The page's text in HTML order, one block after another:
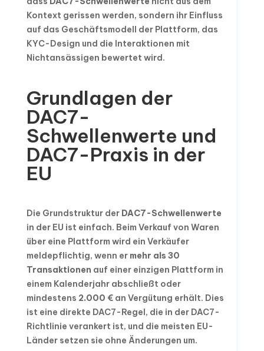
Kontext gerissen werden, sondern ihr Einfluss
auf das Geschäftsmodell der Plattform, das
KYC-Design und die Interaktionen mit
Nichtansässigen bewertet wird.
Grundlagen der
DAC7-
Schwellenwerte und
DAC7-Praxis in der
EU
Die Grundstruktur der DAC7-Schwellenwerte
in der EU ist einfach. Beim Verkauf von Waren
über eine Plattform wird ein Verkäufer
meldepflichtig, wenn er mehr als 30
Transaktionen auf einer einzigen Plattform in
einem Kalenderjahr abschließt oder
mindestens 2.000 €an Vergütung erhält. Dies
ist eine direkte DAC7-Regel, die in der DAC7-
Richtlinie verankert ist, und die meisten EU-
Länder setzen sie ohne Änderungen um.